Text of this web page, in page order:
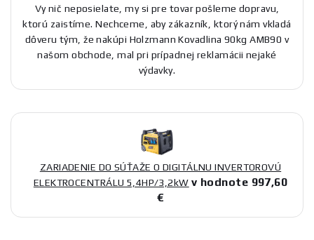
Vy nič neposielate, my si pre tovar pošleme dopravu,
ktorú zaistíme. Nechceme, aby zákazník, ktorý nám vkladá
dôveru tým, že nakúpi Holzmann Kovadlina 90kg AMB90 v
našom obchode, mal pri prípadnej reklamácii nejaké
výdavky.
ZARIADENIE DO SÚŤAŽE O DIGITÁLNU INVERTOROVÚ
ELEKTROCENTRÁLU 5,4HP/3,2kW v hodnote 997,60
€